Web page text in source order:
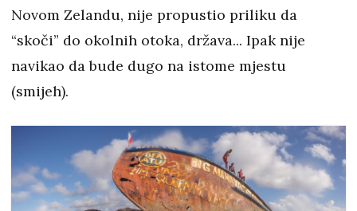
Novom Zelandu, nije propustio priliku da
“skoči” do okolnih otoka, država... Ipak nije
navikao da bude dugo na istome mjestu
(smijeh).